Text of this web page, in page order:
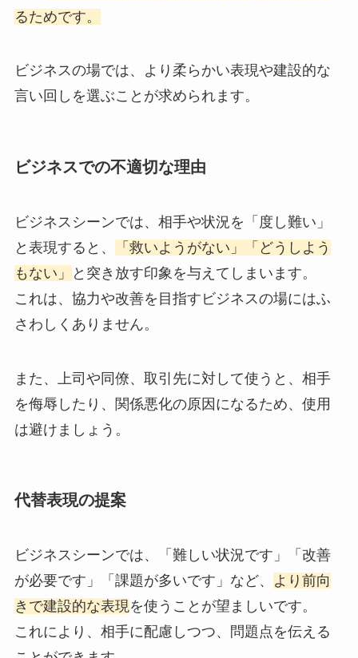
るためです。
ビジネスの場では、より柔らかい表現や建設的な
言い回しを選ぶことが求められます。
ビジネスでの不適切な理由
ビジネスシーンでは、相手や状況を「度し難い」
と表現すると、
「救いようがない」「どうしよう
もない」
と突き放す印象を与えてしまいます。
これは、協力や改善を目指すビジネスの場にはふ
さわしくありません。
また、上司や同僚、取引先に対して使うと、相手
を侮辱したり、関係悪化の原因になるため、使用
は避けましょう。
代替表現の提案
ビジネスシーンでは、「難しい状況です」「改善
が必要です」「課題が多いです」など、
より前向
きで建設的な表現を使うことが望ましいです。
これにより、相手に配慮しつつ、問題点を伝える